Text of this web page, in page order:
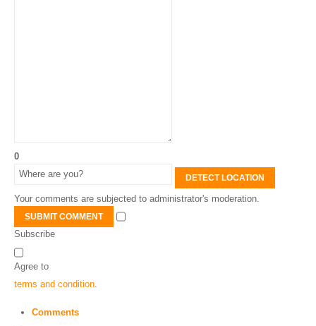
0
DETECT LOCATION
Your comments are subjected to administrator's moderation.
SUBMIT COMMENT
Subscribe
Agree to
terms and condition
Comments